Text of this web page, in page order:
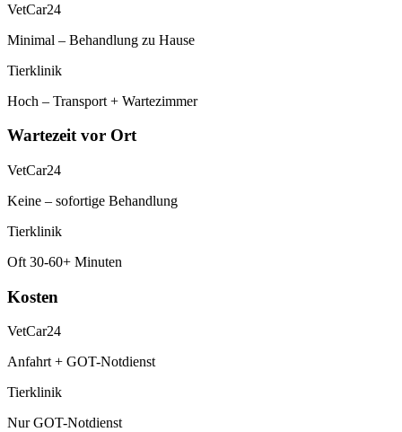
VetCar24
Minimal – Behandlung zu Hause
Tierklinik
Hoch – Transport + Wartezimmer
Wartezeit vor Ort
VetCar24
Keine – sofortige Behandlung
Tierklinik
Oft 30-60+ Minuten
Kosten
VetCar24
Anfahrt + GOT-Notdienst
Tierklinik
Nur GOT-Notdienst